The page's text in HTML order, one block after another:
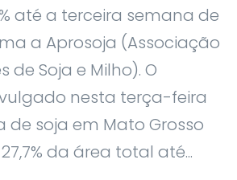
até a terceira semana de
a Aprosoja (Associação
de Soja e Milho). O
nesta terça-feira
de soja em Mato Grosso
da área total até...